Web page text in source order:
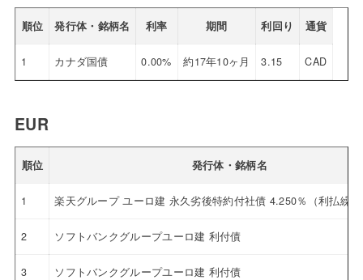
順位 発行体・銘柄名 利率 期間 利回り 通貨
1 カナダ国債 0.00% 約17年10ヶ月 3.15 CAD
EUR
順位 発行体・銘柄名
1 楽天グループ ユーロ建 永久劣後特約付社債 4.250％（利払繰
2 ソフトバンクグループユーロ建 利付債
3 ソフトバンクグループユーロ建 利付債